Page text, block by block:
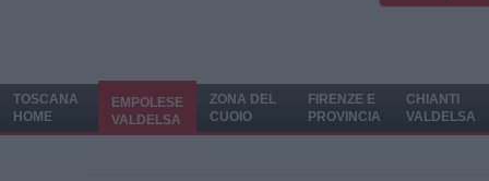
TOSCANA
HOME
EMPOLESE
VALDELSA
ZONA DEL
CUOIO
FIRENZE E
PROVINCIA
CHIANTI
VALDELSA